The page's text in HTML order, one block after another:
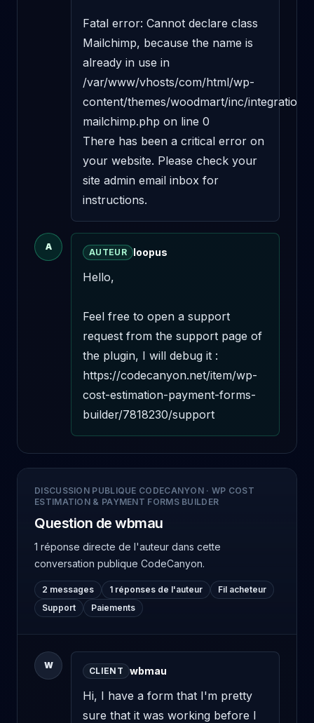
Fatal error: Cannot declare class
Mailchimp, because the name is
already in use in
/var/www/vhosts/com/html/wp-
content/themes/woodmart/inc/
mailchimp.php on line 0
There has been a critical error on
your website. Please check your
site admin email inbox for
instructions.
A
AUTEUR loopus
Hello,
Feel free to open a support
request from the support page of
the plugin, I will debug it :
https://codecanyon.net/item/wp-
cost-estimation-payment-forms-
builder/7818230/support
DISCUSSION PUBLIQUE CODECANYON · WP COST
ESTIMATION & PAYMENT FORMS BUILDER
Question de wbmau
1 réponse directe de l'auteur dans cette
conversation publique CodeCanyon.
2 messages 1 réponses de l'auteur
Fil acheteur
Support
Paiements
W
CLIENT wbmau
Hi, I have a form that I'm pretty
sure that it was working before I